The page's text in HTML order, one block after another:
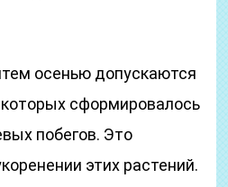
осенью допускаются
которых сформировалось
побегов. Это
этих растений.